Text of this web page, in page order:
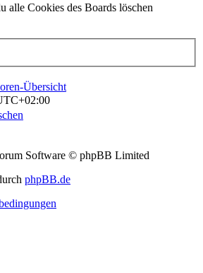
alle Cookies des Boards löschen
Übersicht
Software © phpBB Limited
phpBB.de